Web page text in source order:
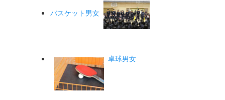
バスケット男女
卓球男女